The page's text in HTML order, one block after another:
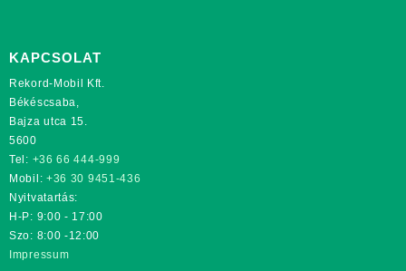
KAPCSOLAT
Rekord-Mobil Kft.
Békéscsaba,
Bajza utca 15.
5600
Tel: +36 66 444-999
Mobil: +36 30 9451-436
Nyitvatartás:
H-P: 9:00 - 17:00
Szo: 8:00 -12:00
Impressum